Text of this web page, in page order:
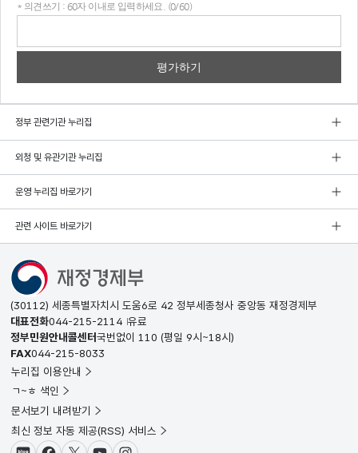
* 의견쓰기 : 60자 이내로 입력하세요. (0/60)
정부 관련기관 누리집
외청 및 유관기관 누리집
운영 누리집 바로가기
관련 사이트 바로가기
(30112) 세종특별자치시 도움6로 42 정부세종청사 중앙동 재정경제부
대표전화044-215-2114 유료
정부민원안내콜센터국번없이 110 (평일 9시~18시)
FAX044-215-8033
누리집 이용안내
ㄱ~ㅎ 색인
문서보기 내려받기
최신 정보 자동 제공(RSS) 서비스
블로그페이스북X(트위터)유튜브인스타그램